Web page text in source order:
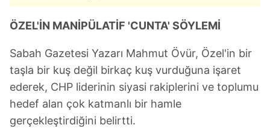
6698 sayılı Kişisel Verilerin Korunması Kanunu uyarınca
hazırlanmış Aydınlatma Metnimizi okumak ve sitemizde
almak için lütfentıklayınız
ÖZEL'İN MANİPÜLATİF 'CUNTA' SÖYLEMİ
Sabah Gazetesi Yazarı Mahmut Övür, Özel'in bir
taşla bir kuş değil birkaç kuş vurduğuna işaret
ederek, CHP liderinin siyasi rakiplerini ve toplumu
hedef alan çok katmanlı bir hamle
gerçekleştirdiğini belirtti.